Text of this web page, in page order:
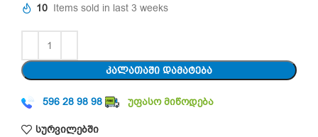
10 Items sold in last 3 weeks
ᲙᲐᲚᲐᲗᲐᲨᲘ ᲓᲐᲛᲐᲢᲔᲑᲐ
596 28 98 98 უფასო მიწოდება
სურვილებში